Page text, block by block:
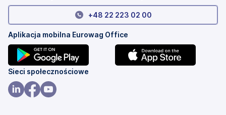
+48 22 223 02 00
Aplikacja mobilna Eurowag Office
(otwiera
się
w
Sieci społecznościowe